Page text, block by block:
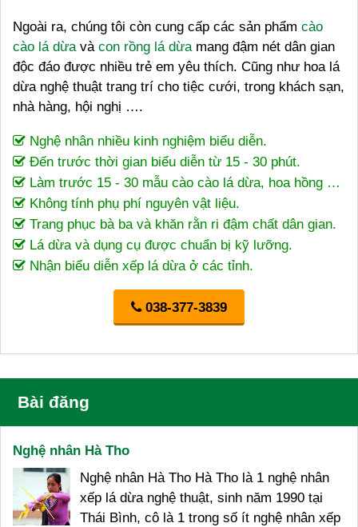
Ngoài ra, chúng tôi còn cung cấp các sản phẩm cào
cào lá dừavà con rồng lá dừamang đậm nét dân gian
độc đáo được nhiều trẻ em yêu thích. Cũng như hoa lá
dừa nghệ thuật trang trí cho tiệc cưới, trong khách sạn,
nhà hàng, hội nghị ….
Nghệ nhân nhiều kinh nghiệm biểu diễn.
Đến trước thời gian biểu diễn từ 15 - 30 phút.
Làm trước 15 - 30 mẫu cào cào lá dừa, hoa hồng …
Không tính phụ phí nguyên vật liệu.
Trang phục bà ba và khăn rằn ri đậm chất dân gian.
Lá dừa và dụng cụ được chuẩn bị kỹ lưỡng.
Nhận biểu diễn xếp lá dừa ở các tỉnh.
038-377-3839
Bài đăng
Nghệ nhân Hà Tho
Nghệ nhân Hà Tho Hà Tho là 1 nghệ nhân
xếp lá dừa nghệ thuật, sinh năm 1990 tại
Thái Bình, cô là 1 trong số ít nghệ nhân xếp